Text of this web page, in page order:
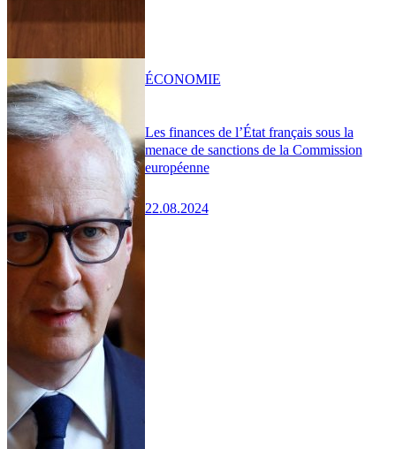
Les finances de l’État français sous la
menace de sanctions de la Commission
européenne
22.08.2024
ÉCONOMIE